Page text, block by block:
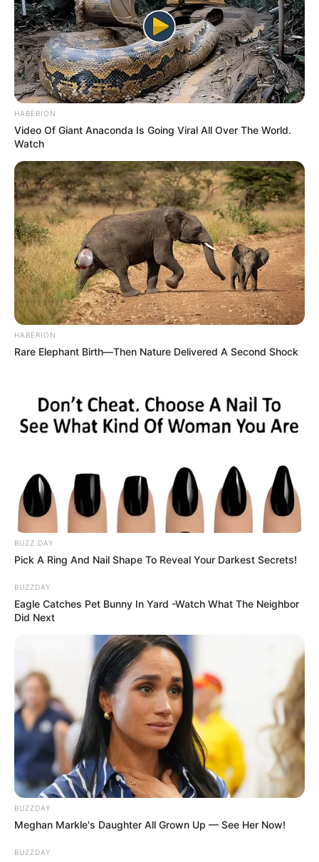
HABERION
Video Of Giant Anaconda Is Going Viral All Over The World.
Watch
HABERION
Rare Elephant Birth—Then Nature Delivered A Second Shock
BUZZ DAY
Pick A Ring And Nail Shape To Reveal Your Darkest Secrets!
BUZZDAY
Eagle Catches Pet Bunny In Yard -Watch What The Neighbor
Did Next
BUZZDAY
Meghan Markle's Daughter All Grown Up — See Her Now!
BUZZDAY